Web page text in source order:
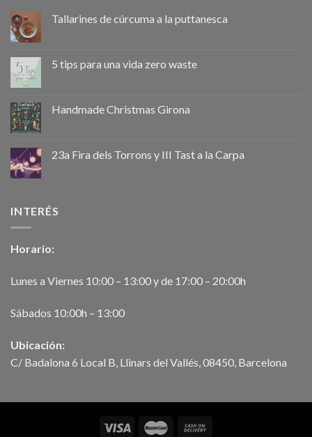
Tallarines de cúrcuma a la puttanesca
5 tips para una vida zero waste
Handmade Christmas Girona
23a Fira dels Torrons y III Tast a la Carpa
INTERÉS
Horario:
Lunes a Viernes 10:00 – 13:00 y de 17:00 – 20:00h
Sábados 10:00h – 13:00
Ubicación:
C/ Badalona 6 Local B, Llinars del Vallés, 08450, Barcelona